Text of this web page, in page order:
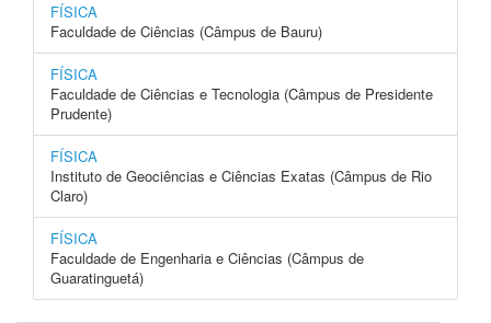
FÍSICA
Faculdade de Ciências (Câmpus de Bauru)
FÍSICA
Faculdade de Ciências e Tecnologia (Câmpus de Presidente
Prudente)
FÍSICA
Instituto de Geociências e Ciências Exatas (Câmpus de Rio
Claro)
FÍSICA
Faculdade de Engenharia e Ciências (Câmpus de
Guaratinguetá)